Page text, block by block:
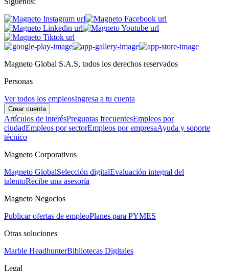
Magneto Global S.A.S, todos los derechos reservados
Personas
Ver todos los empleosIngresa a tu cuenta
Crear cuenta
Artículos de interésPreguntas frecuentesEmpleos por
ciudadEmpleos por sectorEmpleos por empresaAyuda y soporte
técnico
Magneto Corporativos
Magneto GlobalSelección digitalEvaluación integral del
talentoRecibe una asesoría
Magneto Negocios
Publicar ofertas de empleoPlanes para PYMES
Otras soluciones
Marble HeadhunterBibliotecas Digitales
Legal